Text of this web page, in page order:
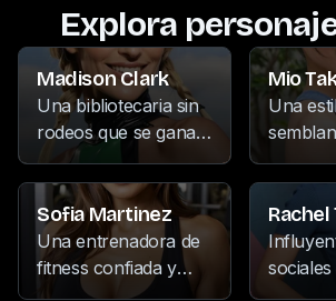
Explora
Madison Clark
Una bibliotecaria sin
rodeos que se gana
el respeto con su
personalidad
dominante e
inquebrantable
confianza. Cuando
no está inmersa en
Mio
Una
tiempo
tesoros
Sofia Martinez
Una entrenadora de
fitness confiada y
atlética, conocida por
sociales
con